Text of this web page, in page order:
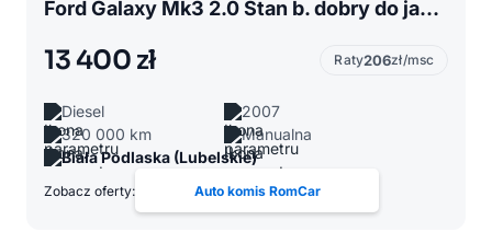
Ford Galaxy Mk3 2.0 Stan b. dobry do jazdy
13 400 zł Raty206zł/msc
Diesel
2007
320 000 km
Manualna
Biała Podlaska (Lubelskie)
Zobacz oferty: Auto komis RomCar